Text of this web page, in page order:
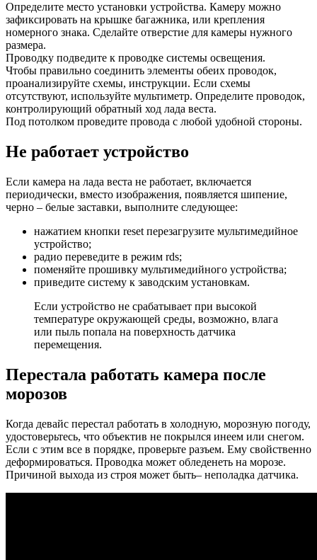
Определите место установки устройства. Камеру можно
зафиксировать на крышке багажника, или крепления
номерного знака. Сделайте отверстие для камеры нужного
размера.
Проводку подведите к проводке системы освещения.
Чтобы правильно соединить элементы обеих проводок,
проанализируйте схемы, инструкции. Если схемы
отсутствуют, используйте мультиметр. Определите проводок,
контролирующий обратный ход лада веста.
Под потолком проведите провода с любой удобной стороны.
Не работает устройство
Если камера на лада веста не работает, включается
периодически, вместо изображения, появляется шипение,
черно – белые заставки, выполните следующее:
нажатием кнопки reset перезагрузите мультимедийное
устройство;
радио переведите в режим rds;
поменяйте прошивку мультимедийного устройства;
приведите систему к заводским установкам.
Если устройство не срабатывает при высокой
температуре окружающей среды, возможно, влага
или пыль попала на поверхность датчика
перемещения.
Перестала работать камера после
морозов
Когда девайс перестал работать в холодную, морозную погоду,
удостоверьтесь, что объектив не покрылся инеем или снегом.
Если с этим все в порядке, проверьте разъем. Ему свойственно
деформироваться. Проводка может обледенеть на морозе.
Причиной выхода из строя может быть– неполадка датчика.